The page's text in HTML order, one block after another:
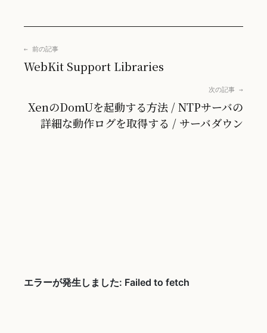
← 前の記事
WebKit Support Libraries
次の記事 →
XenのDomUを起動する方法 / NTPサーバの
詳細な動作ログを取得する / サーバダウン